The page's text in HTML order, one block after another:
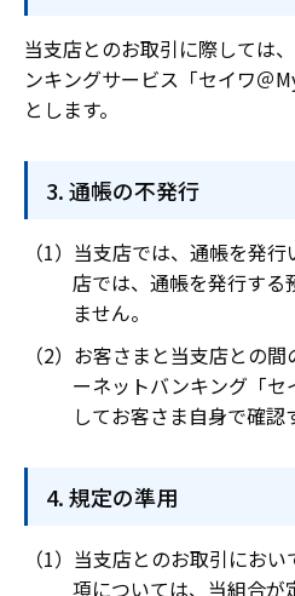
当支店とのお取引に際しては
ンキングサービス「セイワ＠
とします。
通帳の不発行
当支店では、通帳を発
店では、通帳を発行する
ません。
お客さまと当支店との
ーネットバンキング「
してお客さま自身で確認
規定の準用
当支店とのお取引にお
項については、当組合が